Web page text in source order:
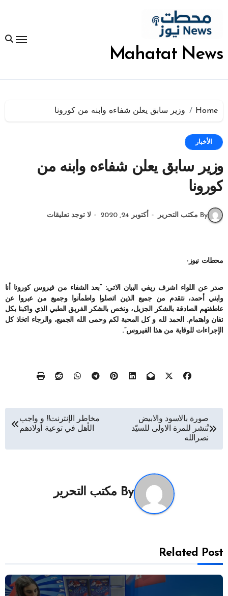
المحتوى
Mahatat News
Home وزير سابق يعلن شفاءه وابنه من كورونا
الأخبار
وزير سابق يعلن شفاءه وابنه من
كورونا
By مكتب التحرير أكتوبر 24, 2020 لا توجد تعليقات
محطات نيوز-
صدر عن اللواء اشرف ريفي البيان الاتي: “بعد الشفاء من فيروس كورونا أنا
وابني أحمد، نتقدم من جميع الذين اتصلوا واطمأنوا وجميع من عبروا عن
عاطفتهم الصادقة بالشكر الجزيل، ونخص بالشكر الفريق الطبي الذي واكبنا بكل
تفان واهتمام. الحمد لله و كل المحبة لكم وحمى الله الجميع، والرجاء اتخاذ كل
الإجراءات للوقاية من هذا الفيروس”.
تصفّح
المقالات
صورة بالاسود والابيض
تُنشر للمرة الاولى للسيّد
نصرالله
مخاطر الإنترنت!! و واجب
الأهل في توعية أولادهم
By مكتب التحرير
Related Post